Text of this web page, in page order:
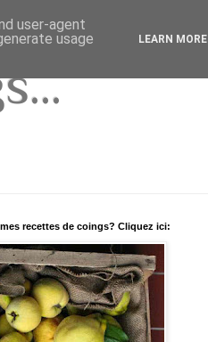
recettes de coings? Cliquez ici:
user-agent
usage
LEARN MORE